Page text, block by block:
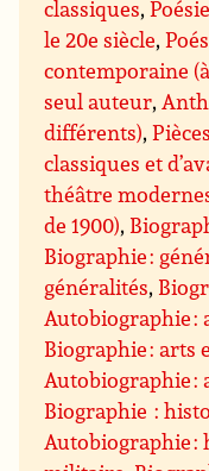
classiques,Poésie
le 20e siècle,
contemporaine
seul auteur,
différents),
classiques et
théâtre
de 1900),
Biographie :
généralités,
Autobiographie :
Biographie : arts
Autobiographie :
Biographie :
Autobiographie